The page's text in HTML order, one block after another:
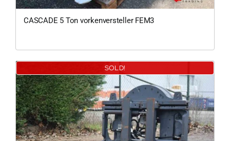
CASCADE 5 Ton vorkenversteller FEM3
SOLD!